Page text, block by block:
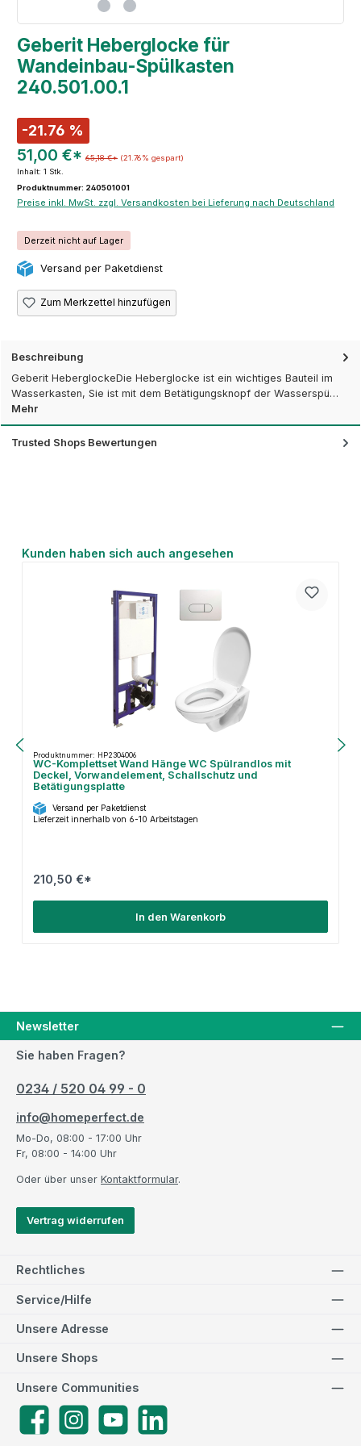
Geberit Heberglocke für
Wandeinbau-Spülkasten
240.501.00.1
-21.76 %
51,00 €* 65,18 €* (21.76% gespart)
Inhalt: 1 Stk.
Produktnummer: 240501001
Preise inkl. MwSt. zzgl. Versandkosten bei Lieferung nach Deutschland
Derzeit nicht auf Lager
Versand per Paketdienst
Zum Merkzettel hinzufügen
Beschreibung
Geberit HeberglockeDie Heberglocke ist ein wichtiges Bauteil im
Wasserkasten, Sie ist mit dem Betätigungsknopf der Wasserspü…
Mehr
Trusted Shops Bewertungen
Produktgalerie überspringen
Kunden haben sich auch angesehen
Produktnummer: HP2304006
WC-Komplettset Wand Hänge WC Spülrandlos mit
Deckel, Vorwandelement, Schallschutz und
Betätigungsplatte
Versand per Paketdienst
Lieferzeit innerhalb von 6-10 Arbeitstagen
210,50 €*
In den Warenkorb
Newsletter
Sie haben Fragen?
0234 / 520 04 99 - 0
info@homeperfect.de
Mo-Do, 08:00 - 17:00 Uhr
Fr, 08:00 - 14:00 Uhr
Oder über unser Kontaktformular.
Vertrag widerrufen
Rechtliches
Service/Hilfe
Unsere Adresse
Unsere Communities
FacebookInstagramYouTube
Unsere Shops